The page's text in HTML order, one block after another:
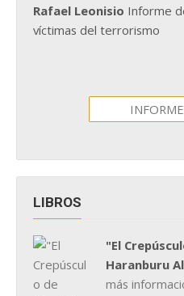
Rafael Leonisio Informe
víctimas del terrorismo
LIBROS
"El
Haranburu
más